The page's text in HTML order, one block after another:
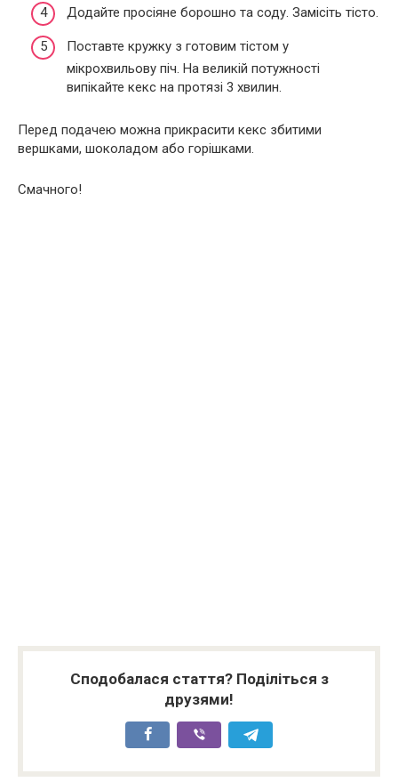
Додайте просіяне борошно та соду. Замісіть тісто.
Поставте кружку з готовим тістом у
мікрохвильову піч. На великій потужності
випікайте кекс на протязі 3 хвилин.
Перед подачею можна прикрасити кекс збитими
вершками, шоколадом або горішками.
Смачного!
Сподобалася стаття? Поділіться з
друзями!